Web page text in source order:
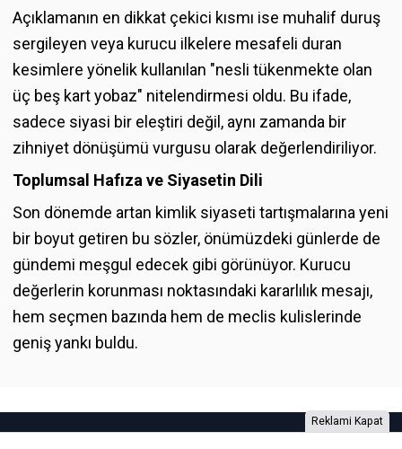
Açıklamanın en dikkat çekici kısmı ise muhalif duruş
sergileyen veya kurucu ilkelere mesafeli duran
kesimlere yönelik kullanılan "nesli tükenmekte olan
üç beş kart yobaz" nitelendirmesi oldu. Bu ifade,
sadece siyasi bir eleştiri değil, aynı zamanda bir
zihniyet dönüşümü vurgusu olarak değerlendiriliyor.
Toplumsal Hafıza ve Siyasetin Dili
Son dönemde artan kimlik siyaseti tartışmalarına yeni
bir boyut getiren bu sözler, önümüzdeki günlerde de
gündemi meşgul edecek gibi görünüyor. Kurucu
değerlerin korunması noktasındaki kararlılık mesajı,
hem seçmen bazında hem de meclis kulislerinde
geniş yankı buldu.
Reklami Kapat